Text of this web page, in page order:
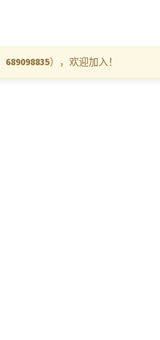
689098835），欢迎加入！